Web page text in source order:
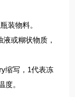
装物料。
或糊状物质，
缩写，1代表冻
度。